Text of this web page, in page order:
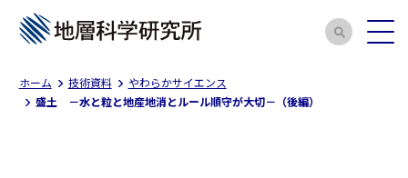
ホーム 技術資料
やわらかサイエンス
盛土 －水と粒と地産地消とルール順守が大切－（後編）